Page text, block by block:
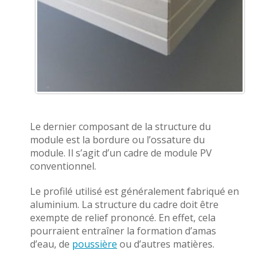
Le dernier composant de la structure du
module est la bordure ou l’ossature du
module. Il s’agit d’un cadre de module PV
conventionnel.
Le profilé utilisé est généralement fabriqué en
aluminium. La structure du cadre doit être
exempte de relief prononcé. En effet, cela
pourraient entraîner la formation d’amas
d’eau, de poussière ou d’autres matières.